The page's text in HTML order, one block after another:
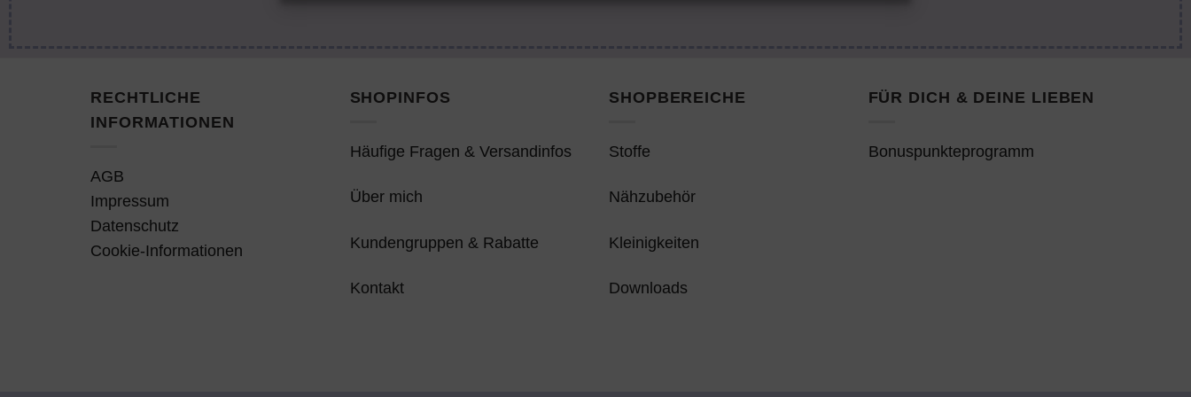
RECHTLICHE
INFORMATIONEN
AGB
Impressum
Datenschutz
Cookie-Informationen
SHOPINFOS
Häufige Fragen & Versandinfos
Über mich
Kundengruppen & Rabatte
Kontakt
SHOPBEREICHE
Stoffe
Nähzubehör
Kleinigkeiten
Downloads
FÜR DICH & DEINE LIEBEN
Bonuspunkteprogramm